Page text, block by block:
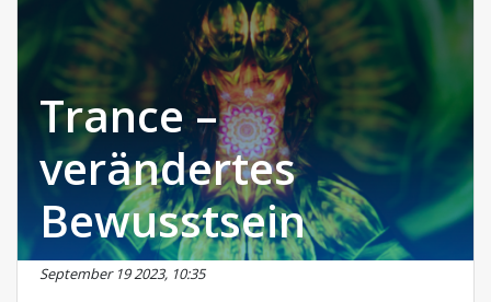
Trance –
verändertes
Bewusstsein
September 19 2023, 10:35